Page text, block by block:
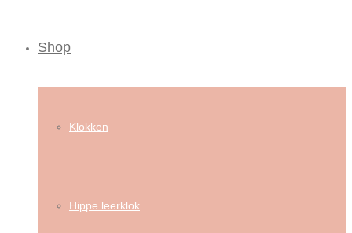
Shop
Klokken
Hippe leerklok